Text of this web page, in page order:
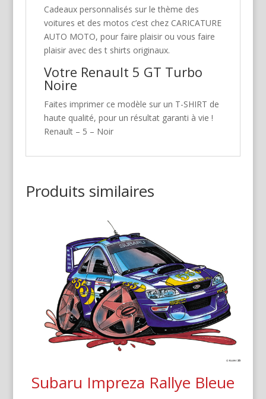
Cadeaux personnalisés sur le thème des
voitures et des motos c’est chez CARICATURE
AUTO MOTO, pour faire plaisir ou vous faire
plaisir avec des t shirts originaux.
Votre Renault 5 GT Turbo
Noire
Faites imprimer ce modèle sur un T-SHIRT de
haute qualité, pour un résultat garanti à vie !
Renault – 5 – Noir
Produits similaires
Subaru Impreza Rallye Bleue